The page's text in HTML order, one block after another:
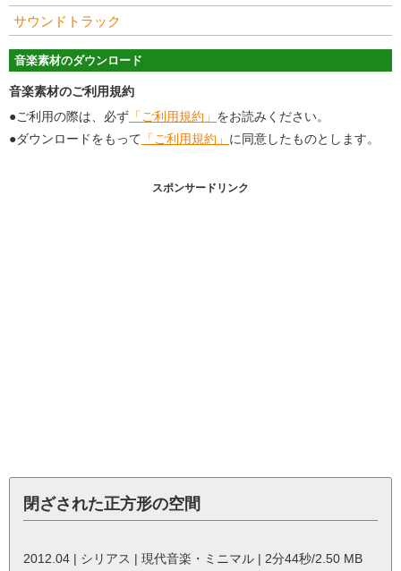
サウンドトラック
音楽素材のダウンロード
音楽素材のご利用規約
●ご利用の際は、必ず 「ご利用規約」 をお読みください。
●ダウンロードをもって 「ご利用規約」 に同意したものとします。
スポンサードリンク
閉ざされた正方形の空間
2012.04 | シリアス | 現代音楽・ミニマル | 2分44秒/2.50 MB